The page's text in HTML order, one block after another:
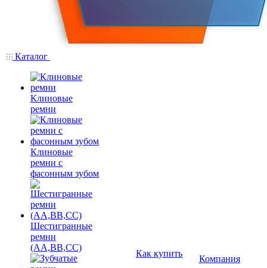
Каталог
Клиновые
ремни
Клиновые
ремни с
фасонным зубом
Шестигранные
ремни
(AA,BB,CC)
Как купить
Компания